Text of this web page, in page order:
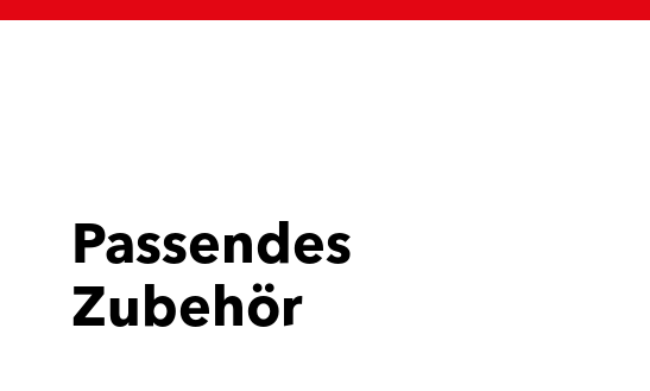
Passendes
Zubehör